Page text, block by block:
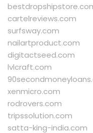
cartelreviews.com
surfsway.com
nailartproduct.com
digitactseed.com
lvlcraft.com
xenmicro.com
rodrovers.com
tripssolution.com
satta-king-india.com